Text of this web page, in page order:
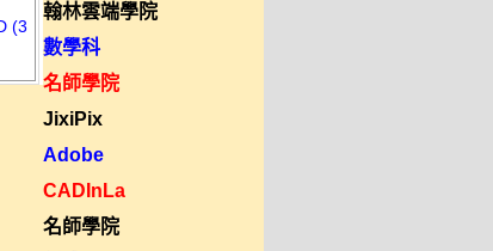
(3
翰林雲端學院
數學科
名師學院
JixiPix
Adobe
CADInLa
名師學院